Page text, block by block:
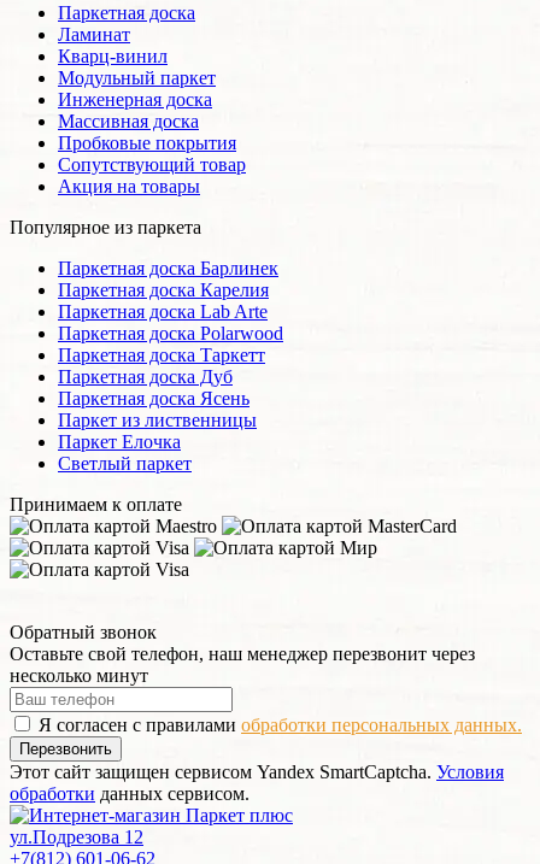
Паркетная доска
Ламинат
Кварц-винил
Модульный паркет
Инженерная доска
Массивная доска
Пробковые покрытия
Сопутствующий товар
Акция на товары
Популярное из паркета
Паркетная доска Барлинек
Паркетная доска Карелия
Паркетная доска Lab Arte
Паркетная доска Polarwood
Паркетная доска Таркетт
Паркетная доска Дуб
Паркетная доска Ясень
Паркет из лиственницы
Паркет Елочка
Светлый паркет
Принимаем к оплате
Обратный звонок
Оставьте свой телефон, наш менеджер перезвонит через
несколько минут
Я согласен с правилами обработки персональных данных.
Перезвонить
Этот сайт защищен сервисом Yandex SmartCaptcha. Условия
обработки данных сервисом.
ул.Подрезова 12
+7(812) 601-06-62